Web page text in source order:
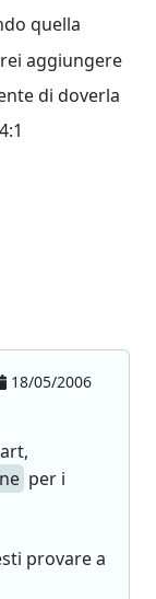
quella
aggiungere
di doverla
18/05/2006
per i
provare a